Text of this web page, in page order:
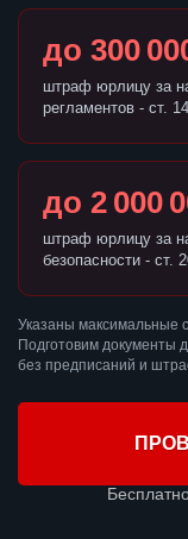
до 300
штраф юрлицу за
регламентов - ст.
до 2 000
штраф юрлицу за
безопасности - ст.
Указаны максимальные
Подготовим документы
без предписаний и